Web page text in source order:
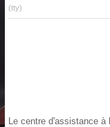
(tty)
Le centre d'assistance